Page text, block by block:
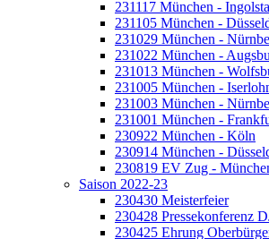
231117 München -
231105 München -
231029 München -
231022 München -
231013 München -
231005 München -
231003 München -
231001 München -
230922 München - Köln
230914 München -
230819 EV Zug -
Saison 2022-23
230430 Meisterfeier
230428 Pressekonferenz
230425 Ehrung